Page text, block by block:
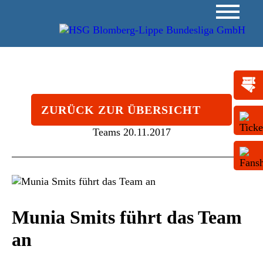
ZURÜCK ZUR ÜBERSICHT
Teams 20.11.2017
Munia Smits führt das Team
an